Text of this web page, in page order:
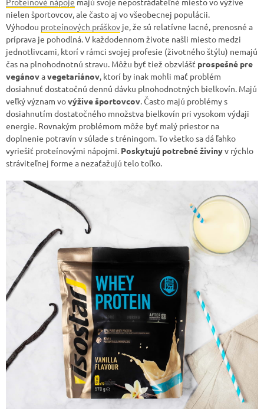
nielen športovcov, ale často aj vo všeobecnej populácii.
Výhodou proteínových práškov je, že sú relatívne lacné, prenosné a
príprava je pohodlná. V každodennom živote našli miesto medzi
jednotlivcami, ktorí v rámci svojej profesie (životného štýlu) nemajú
čas na plnohodnotnú stravu. Môžu byť tiež obzvlášť prospešné pre
vegánovavegetariánov , ktorí by inak mohli mať problém
dosiahnuť dostatočnú dennú dávku plnohodnotných bielkovín. Majú
veľký význam vovýžive športovcov . Často majú problémy s
dosiahnutím dostatočného množstva bielkovín pri vysokom výdaji
energie. Rovnakým problémom môže byť malý priestor na
doplnenie potravín v súlade s tréningom. To všetko sa dá ľahko
vyriešiť proteínovými nápojmi. Poskytujú potrebné živinyv rýchlo
stráviteľnej forme a nezaťažujú telo toľko.